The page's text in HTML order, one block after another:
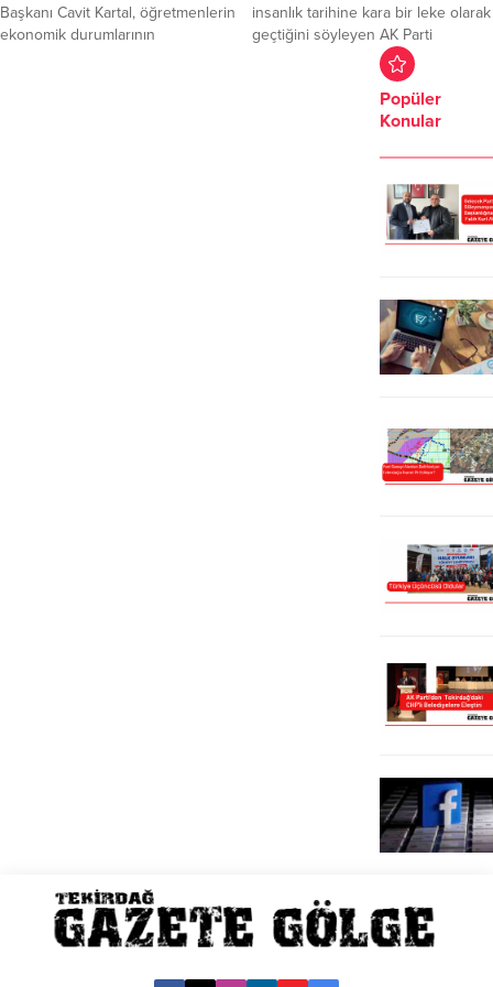
Başkanı Cavit Kartal, öğretmenlerin
ekonomik durumlarının
insanlık tarihine kara bir leke olarak
geçtiğini söyleyen AK Parti
Tekirdağ İl Başkanı Ali Gümüş,
darbe dönemlerinin 15 Temmuz’da
verilen mücadele ile bir daha
yaşanmamak üzere tarihe
dönümünde AK Parti, 81 ilde eş
zamanlı basın açıklamasında
bulundu.AK Parti Tekirdağ ...
Popüler
Konular